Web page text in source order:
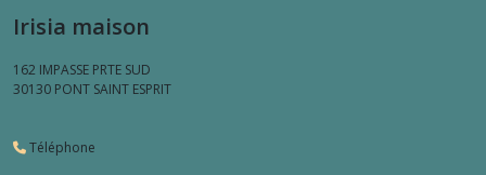
Irisia maison
162 IMPASSE PRTE SUD
30130 PONT SAINT ESPRIT
Téléphone